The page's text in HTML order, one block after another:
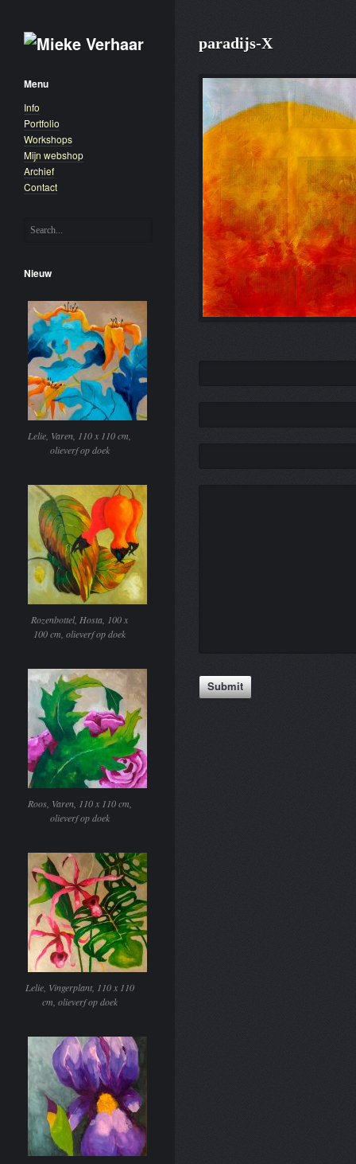
Menu
Info
Portfolio
Workshops
Mijn webshop
Archief
Contact
Nieuw
Lelie, Varen, 110 x 110 cm,
olieverf op doek
Rozenbottel, Hosta, 100 x
100 cm, olieverf op doek
Roos, Varen, 110 x 110 cm,
olieverf op doek
Lelie, Vingerplant, 110 x 110
cm, olieverf op doek
paradijs-X